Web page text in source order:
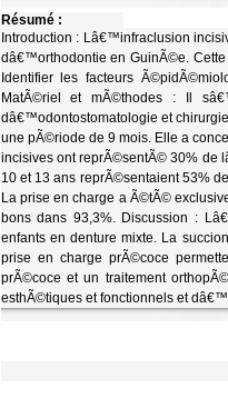
Résumé :
Introduction : Lâ€™infraclusion
dâ€™orthodontie en GuinÃ©e.
Identifier les facteurs
MatÃ©riel et mÃ©thodes : Il
dâ€™odontostomatologie et
une pÃ©riode de 9 mois. Elle a
incisives ont reprÃ©sentÃ© 30% de
10 et 13 ans reprÃ©sentaient 53%
La prise en charge a Ã©tÃ©
bons dans 93,3%. Discussion :
enfants en denture mixte. La
prise en charge prÃ©coce
prÃ©coce et un traitement
esthÃ©tiques et fonctionnels et